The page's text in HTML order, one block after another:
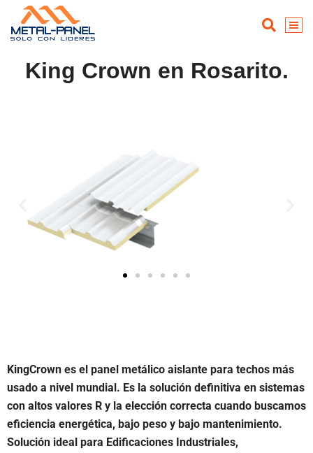
King Crown en Rosarito.
KingCrown es el panel metálico aislante para techos más
usado a nivel mundial. Es la solución definitiva en sistemas
con altos valores R y la elección correcta cuando buscamos
eficiencia energética, bajo peso y bajo mantenimiento.
Solución ideal para Edificaciones Industriales,